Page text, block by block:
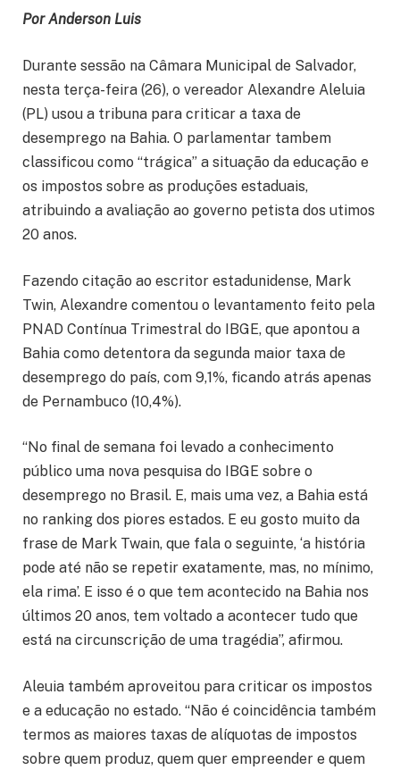
Por Anderson Luis
Durante sessão na Câmara Municipal de Salvador,
nesta terça-feira (26), o vereador Alexandre Aleluia
(PL) usou a tribuna para criticar a taxa de
desemprego na Bahia. O parlamentar tambem
classificou como “trágica” a situação da educação e
os impostos sobre as produções estaduais,
atribuindo a avaliação ao governo petista dos utimos
20 anos.
Fazendo citação ao escritor estadunidense, Mark
Twin, Alexandre comentou o levantamento feito pela
PNAD Contínua Trimestral do IBGE, que apontou a
Bahia como detentora da segunda maior taxa de
desemprego do país, com 9,1%, ficando atrás apenas
de Pernambuco (10,4%).
“No final de semana foi levado a conhecimento
público uma nova pesquisa do IBGE sobre o
desemprego no Brasil. E, mais uma vez, a Bahia está
no ranking dos piores estados. E eu gosto muito da
frase de Mark Twain, que fala o seguinte, ‘a história
pode até não se repetir exatamente, mas, no mínimo,
ela rima’. E isso é o que tem acontecido na Bahia nos
últimos 20 anos, tem voltado a acontecer tudo que
está na circunscrição de uma tragédia”, afirmou.
Aleuia também aproveitou para criticar os impostos
e a educação no estado. “Não é coincidência também
termos as maiores taxas de alíquotas de impostos
sobre quem produz, quem quer empreender e quem